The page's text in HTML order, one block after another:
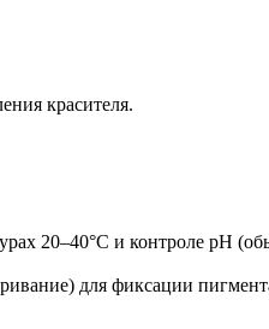
красителя.
20–40°C и контроле pH
для фиксации